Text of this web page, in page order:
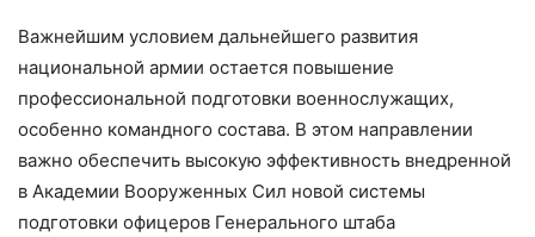
Важнейшим условием дальнейшего развития
национальной армии остается повышение
профессиональной подготовки военнослужащих,
особенно командного состава. В этом направлении
важно обеспечить высокую эффективность внедренной
в Академии Вооруженных Сил новой системы
подготовки офицеров Генерального штаба